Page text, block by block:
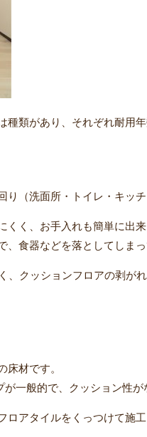
種類があり、それぞれ耐用
り（洗面所・トイレ・キッ
くく、お手入れも簡単に出来
、食器などを落としてしま
、クッションフロアの剥が
床材です。
一般的で、クッション性が
ロアタイルをくっつけて施